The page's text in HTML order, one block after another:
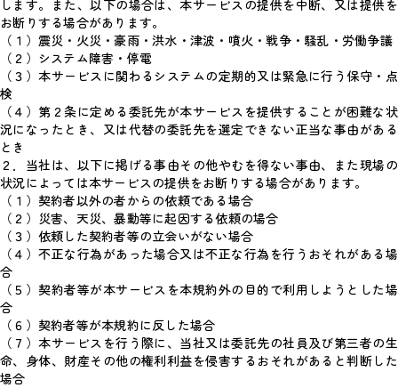
します。また、以下の場合は、本サービスの提供を中断、又は提供を
お断りする場合があります。
（１）震災・火災・豪雨・洪水・津波・噴火・戦争・騒乱・労働争議
（２）システム障害・停電
（３）本サービスに関わるシステムの定期的又は緊急に行う保守・点
検
（４）第２条に定める委託先が本サービスを提供することが困難な状
況になったとき、又は代替の委託先を選定できない正当な事由がある
とき
２．当社は、以下に掲げる事由その他やむを得ない事由、また現場の
状況によっては本サービスの提供をお断りする場合があります。
（１）契約者以外の者からの依頼である場合
（２）災害、天災、暴動等に起因する依頼の場合
（３）依頼した契約者等の立会いがない場合
（４）不正な行為があった場合又は不正な行為を行うおそれがある場
合
（５）契約者等が本サービスを本規約外の目的で利用しようとした場
合
（６）契約者等が本規約に反した場合
（７）本サービスを行う際に、当社又は委託先の社員及び第三者の生
命、身体、財産その他の権利利益を侵害するおそれがあると判断した
場合